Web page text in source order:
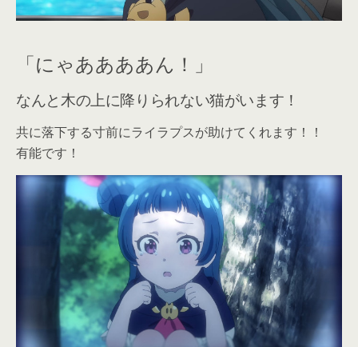
「にゃああああん！」
なんと木の上に降りられない猫がいます！
共に落下する寸前にライラプスが助けてくれます！！
有能です！